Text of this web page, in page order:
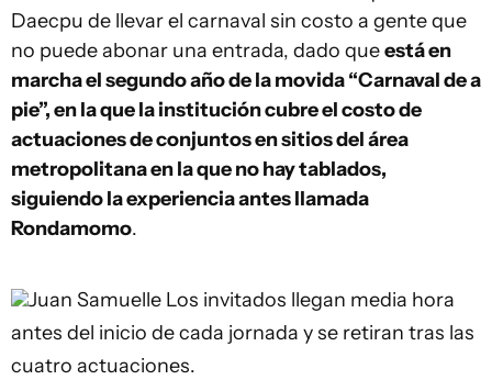
Daecpu de llevar el carnaval sin costo a gente que
no puede abonar una entrada, dado queestá en
marcha el segundo año de la movida “Carnaval de a
pie”, en la que la institución cubre el costo de
actuaciones de conjuntos en sitios del área
metropolitana en la que no hay tablados,
siguiendo la experiencia antes llamada
Rondamomo.
Juan Samuelle Los invitados llegan media hora
antes del inicio de cada jornada y se retiran tras las
cuatro actuaciones.